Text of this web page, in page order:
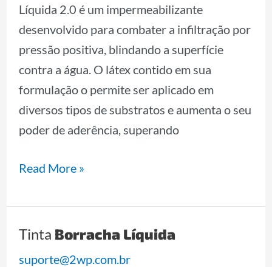
Líquida 2.0 é um impermeabilizante
desenvolvido para combater a infiltração por
pressão positiva, blindando a superfície
contra a água. O látex contido em sua
formulação o permite ser aplicado em
diversos tipos de substratos e aumenta o seu
poder de aderência, superando
Read More »
Tinta Borracha Líquida
suporte@2wp.com.br
Tinta
Borracha